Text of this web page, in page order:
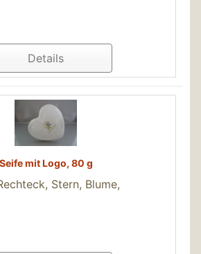
Details
Seife mit Logo, 80 g
Stern, Blume,